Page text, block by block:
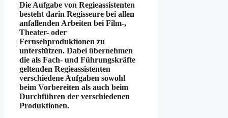
Die Aufgabe von Regieassistenten
besteht darin Regisseure bei allen
anfallenden Arbeiten bei Film-,
Theater- oder
Fernsehproduktionen zu
unterstützen. Dabei übernehmen
die als Fach- und Führungskräfte
geltenden Regieassistenten
verschiedene Aufgaben sowohl
beim Vorbereiten als auch beim
Durchführen der verschiedenen
Produktionen.